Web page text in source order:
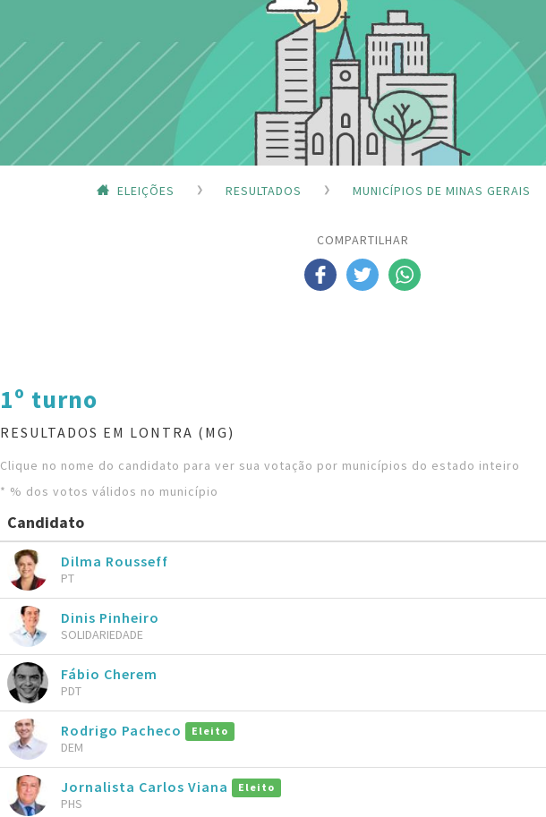
ELEIÇÕES RESULTADOS MUNICÍPIOS DE MINAS GERAIS
COMPARTILHAR
1º turno
RESULTADOS EM LONTRA (MG)
Clique no nome do candidato para ver sua votação por municípios do estado inteiro
* % dos votos válidos no município
Candidato
Dilma Rousseff
PT
Dinis Pinheiro
SOLIDARIEDADE
Fábio Cherem
PDT
Rodrigo Pacheco Eleito
DEM
Jornalista Carlos Viana Eleito
PHS